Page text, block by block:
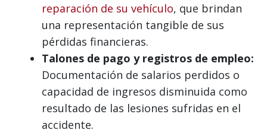
reparación de su vehículo, que brindan
una representación tangible de sus
pérdidas financieras.
Talones de pago y registros de empleo:
Documentación de salarios perdidos o
capacidad de ingresos disminuida como
resultado de las lesiones sufridas en el
accidente.